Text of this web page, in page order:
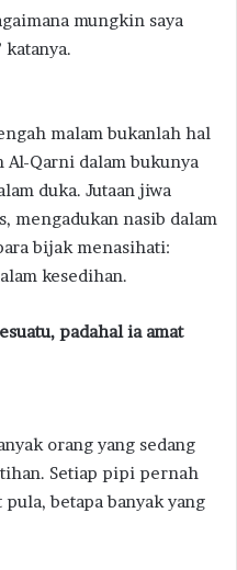
mungkin saya
malam bukanlah hal
Al-Qarni dalam bukunya
duka. Jutaan jiwa
mengadukan nasib dalam
bijak menasihati:
kesedihan.
padahal ia amat
orang yang sedang
Setiap pipi pernah
betapa banyak yang